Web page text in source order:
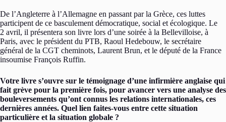
De l’Angleterre à l’Allemagne en passant par la Grèce, ces luttes
participent de ce basculement démocratique, social et écologique. Le
2 avril, il présentera son livre lors d’une soirée à la Bellevilloise, à
Paris, avec le président du PTB, Raoul Hedebouw, le secrétaire
général de la CGT cheminots, Laurent Brun, et le député de la France
insoumise François Ruffin.
Votre livre s’ouvre sur le témoignage d’une infirmière anglaise qui
fait grève pour la première fois, pour avancer vers une analyse des
bouleversements qu’ont connus les relations internationales, ces
dernières années. Quel lien faites-vous entre cette situation
particulière et la situation globale ?